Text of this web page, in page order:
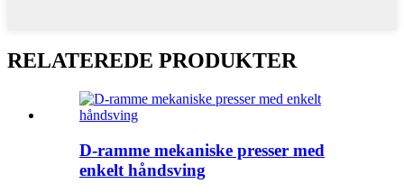
RELATEREDE PRODUKTER
D-ramme mekaniske presser med
enkelt håndsving